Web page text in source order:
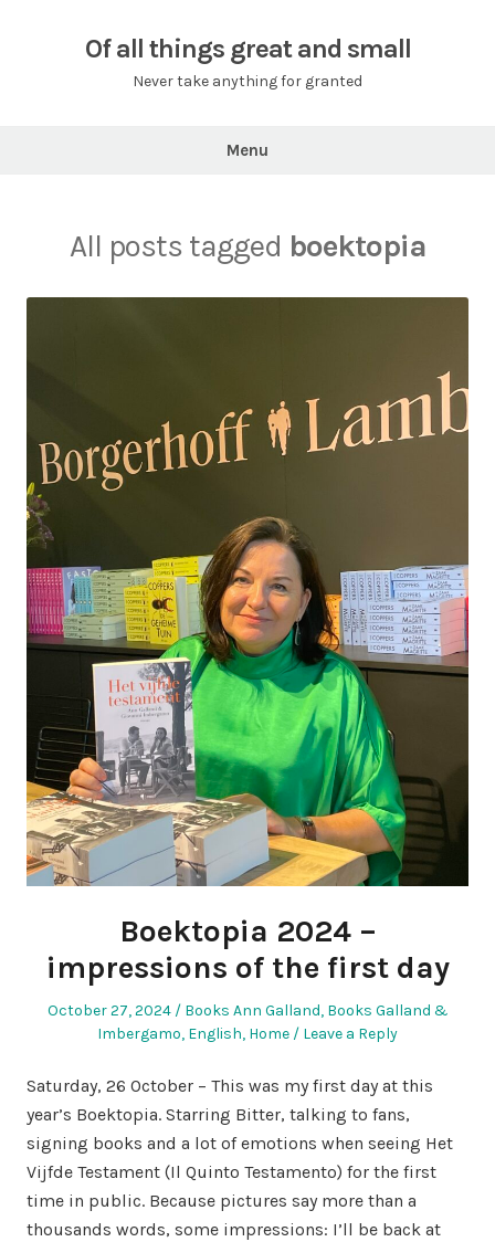
Of all things great and small
Never take anything for granted
Menu
All posts tagged boektopia
Boektopia 2024 –
impressions of the first day
Posted
October 27, 2024
Posted
in
Books Ann Galland, Books Galland &
Imbergamo, English, Home Leave a Reply
Saturday, 26 October – This was my first day at this
year’s Boektopia. Starring Bitter, talking to fans,
signing books and a lot of emotions when seeing Het
Vijfde Testament (Il Quinto Testamento) for the first
time in public. Because pictures say more than a
thousands words, some impressions: I’ll be back at